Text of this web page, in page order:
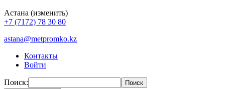
Астана (изменить)
+7 (7172) 78 30 80
astana@metpromko.kz
Контакты
Войти
Поиск:
Поиск